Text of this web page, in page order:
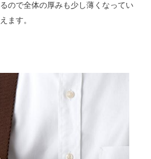
ので全体の厚みも少し薄くなってい
ます。